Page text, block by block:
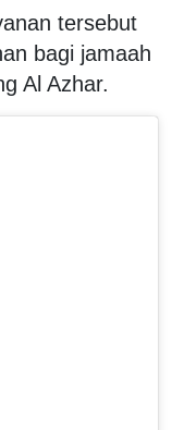
tersebut
bagi jamaah
Al Azhar.